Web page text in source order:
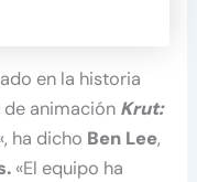
en la historia
animación Krut:
ha dicho Ben Lee,
«El equipo ha